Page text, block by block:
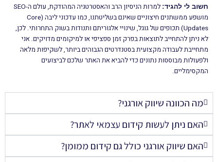
חשוב לי להגיד:
למרות הניסיון הרב והאסטרטגיה המהודקת, עולם ה-SEO
מושפע ממשתנים חיצוניים שאינם בשליטתנו, כמו עדכוני ליבה (Core
Updates) תכופים של גוגל, שינויי אלגוריתם ותנודות בשוק התחרותי. לכן,
לא ניתן להתחייב לתוצאות בפרק זמן ספציפי או למיקומים מדויקים. אני
מתחייבת לעבודה מקצועית בסטנדרטים הגבוהים ביותר, לשקיפות מלאה
ולפעולות מבוססות נתונים כדי להביא את האתר שלכם לביצועים
המקסימליים.
מה הכוונה שיווק אורגני?
האם ניתן לעשות קידום עצמאי לאתר?
האם שיווק אורגני כולל גם קידום ממומן?